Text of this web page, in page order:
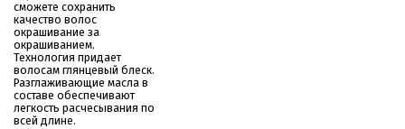
сможете сохранить
качество волос
окрашивание за
окрашиванием.
Технология придает
волосам глянцевый блеск.
Разглаживающие масла в
составе обеспечивают
легкость расчесывания по
всей длине.